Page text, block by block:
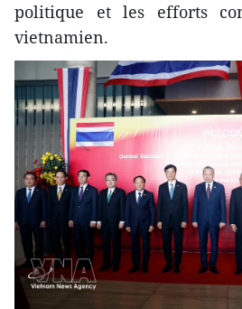
politique et les efforts
vietnamien.